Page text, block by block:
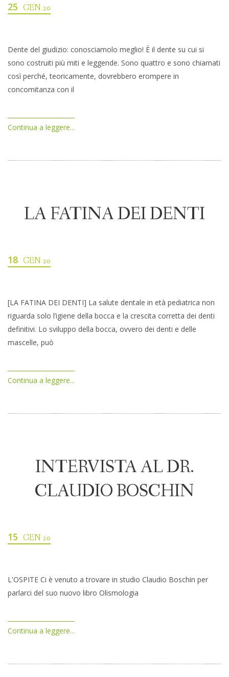
25 GEN 20
Dente del giudizio: conosciamolo meglio! È il dente su cui si
sono costruiti più miti e leggende. Sono quattro e sono chiamati
così perché, teoricamente, dovrebbero erompere in
concomitanza con il
Continua a leggere...
LA FATINA DEI DENTI
18 GEN 20
[LA FATINA DEI DENTI] La salute dentale in età pediatrica non
riguarda solo l’igiene della bocca e la crescita corretta dei denti
definitivi. Lo sviluppo della bocca, ovvero dei denti e delle
mascelle, può
Continua a leggere...
INTERVISTA AL DR.
CLAUDIO BOSCHIN
15 GEN 20
L'OSPITE Ci è venuto a trovare in studio Claudio Boschin per
parlarci del suo nuovo libro Olismologia
Continua a leggere...